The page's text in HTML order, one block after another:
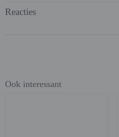
Reacties
Ook interessant